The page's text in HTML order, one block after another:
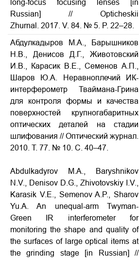
long-focus focusing lenses
[in
Russian] // Opticheskii
Zhurnal. 2017. V. 84. № 5. P. 22–28.
Абдулкадыров М.А., Барышников
Н.В., Денисов Д.Г., Животовский
И.В., Карасик В.Е., Семенов А.П.,
Шаров Ю.А. Неравноплечий ИК-
интерферометр Тваймана-Грина
для контроля формы и качества
поверхностей крупногабаритных
оптических деталей на стадии
шлифования // Оптический журнал.
2010. Т. 77. № 10. С. 40–47.
Abdulkadyrov M.A., Baryshnikov
N.V., Denisov D.G., Zhivotovskiy I.V.,
Karasik V.E., Semenov A.P., Sharov
Yu.A. An unequal-arm Twyman-
Green IR interferometer for
monitoring the shape and quality of
the surfaces of large optical items at
the grinding stage [in Russian] //